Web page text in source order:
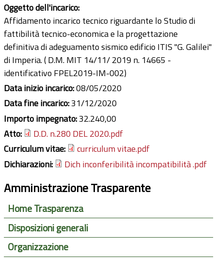
Oggetto dell'incarico:
Affidamento incarico tecnico riguardante lo Studio di
fattibilità tecnico-economica e la progettazione
definitiva di adeguamento sismico edificio ITIS "G. Galilei"
di Imperia. ( D.M. MIT 14/11/ 2019 n. 14665 -
identificativo FPEL2019-IM-002)
Data inizio incarico:08/05/2020
Data fine incarico:31/12/2020
Importo impegnato:32.240,00
Atto:
D.D. n.280 DEL 2020.pdf
Curriculum vitae:
curriculum vitae.pdf
Dichiarazioni:
Dich inconferibilità incompatibilità .pdf
Amministrazione Trasparente
Home Trasparenza
Disposizioni generali
Organizzazione